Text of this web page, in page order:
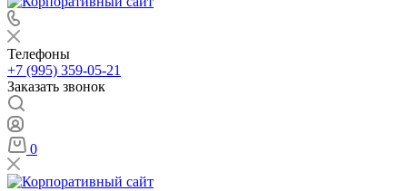
Телефоны
+7 (995) 359-05-21
Заказать звонок
0